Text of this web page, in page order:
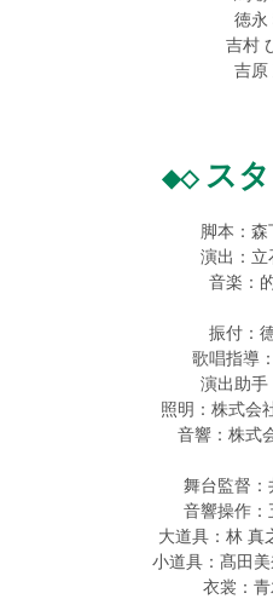
徳永
吉村
吉原
◆◇ ス
脚本：森
演出：立
音楽：
振付：
歌唱指導
演出助手
照明：株式会
音響：株式
舞台監督：
音響操作
大道具：林 真
小道具：髙田
衣裳：